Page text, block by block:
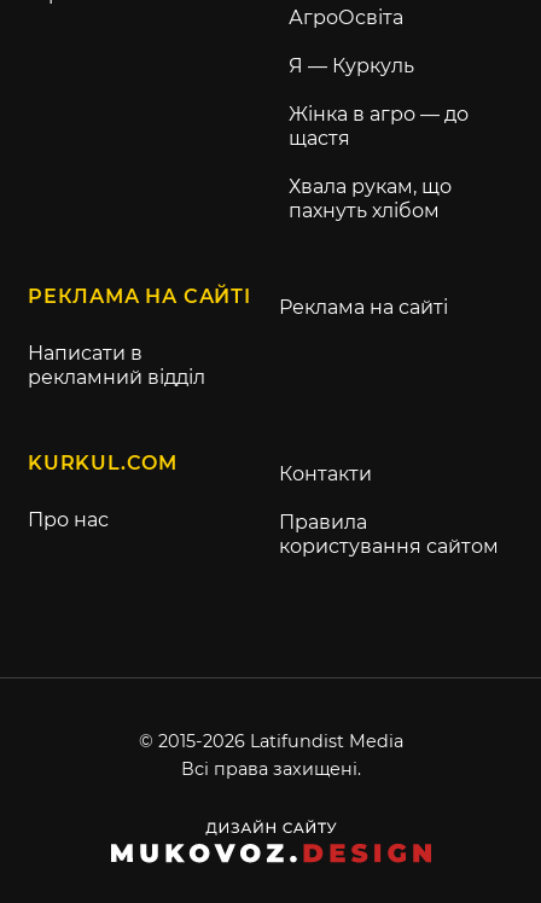
АгроОсвіта
Я — Куркуль
Жінка в агро — до
щастя
Хвала рукам, що
пахнуть хлібом
РЕКЛАМА НА САЙТІ
Написати в
рекламний відділ
Реклама на сайті
KURKUL.COM
Про нас
Контакти
Правила
користування сайтом
© 2015-2026 Latifundist Media
Всі права захищені.